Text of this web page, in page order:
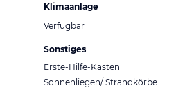
Klimaanlage
Verfügbar
Sonstiges
Erste-Hilfe-Kasten
Sonnenliegen/ Strandkörbe